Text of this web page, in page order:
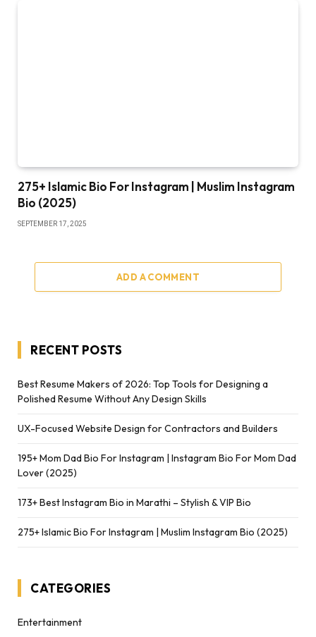
275+ Islamic Bio For Instagram | Muslim Instagram
Bio (2025)
SEPTEMBER 17, 2025
ADD A COMMENT
RECENT POSTS
Best Resume Makers of 2026: Top Tools for Designing a
Polished Resume Without Any Design Skills
UX-Focused Website Design for Contractors and Builders
195+ Mom Dad Bio For Instagram | Instagram Bio For Mom Dad
Lover (2025)
173+ Best Instagram Bio in Marathi – Stylish & VIP Bio
275+ Islamic Bio For Instagram | Muslim Instagram Bio (2025)
CATEGORIES
Entertainment